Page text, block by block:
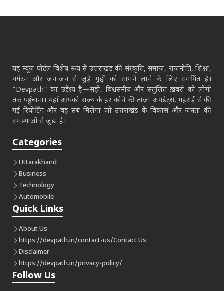
यह न्यूज़ पोर्टल विशेष रूप से उत्तराखंड की संस्कृति, समाज, राजनीति, शिक्षा,
पर्यटन और जन-जन से जुड़े मुद्दों को सामने लाने के लिए समर्पित है।
"Devpath" का उद्देश्य है—सही, विश्वसनीय और संतुलित ख़बरों को लोगों
तक पहुँचाना। यहाँ आपको राज्य के हर कोने की ताज़ा अपडेट्स, गहराई से की
गई रिपोर्टिंग और वह सब मिलेगा जो उत्तराखंड के विकास और जनता की
समस्याओं से जुड़ा है।
Categories
Uttarakhand
Business
Technology
Automobile
Quick Links
About Us
https://devpath.in/contact-us/Contact Us
Disclaimer
https://devpath.in/privacy-policy/
Follow Us